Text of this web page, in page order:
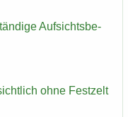
Auf­sichts­be­
ohne Fest­zelt